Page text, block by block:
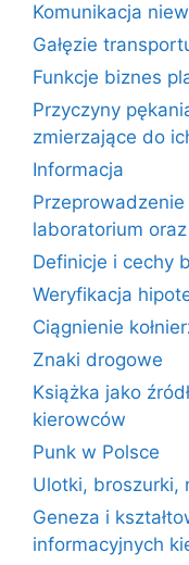
Komunikacja
Gałęzie
Funkcje biznes
Przyczyny
zmierzające do
Informacja
laboratorium
Definicje i cechy
Weryfikacja
Ciągnienie
Znaki drogowe
Książka jako
kierowców
Punk w Polsce
Ulotki, broszurki,
Geneza i
informacyjnych